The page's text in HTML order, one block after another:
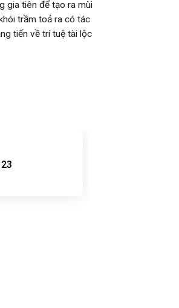
gia tiên để tạo ra mùi
trầm toả ra có tác
tiến về trí tuệ tài lộc